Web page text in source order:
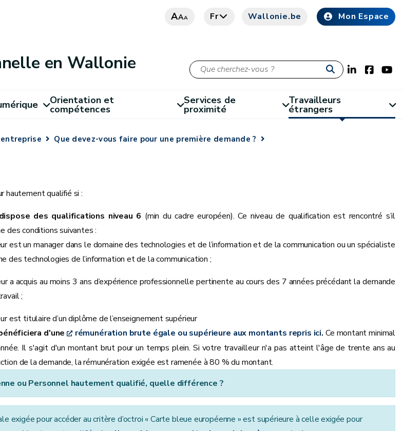
AAA Fr Wallonie.be Mon Espace
en Wallonie
Orientation et
compétences
Services de
proximité
Travailleurs
étrangers
Que devez-vous faire pour une première demande ?
hautement qualifié si :
des qualifications niveau 6 (min du cadre européen). Ce niveau de qualification est rencontré s’il
des conditions suivantes :
est un manager dans le domaine des technologies et de l’information et de la communication ou un spécialiste
des technologies de l’information et de la communication ;
a acquis au moins 3 ans d’expérience professionnelle pertinente au cours des 7 années précédant la demande
;
est titulaire d’un diplôme de l’enseignement supérieur
d'une
rémunération brute égale ou supérieure aux montants repris ici. Ce montant minimal
Il s'agit d'un montant brut pour un temps plein. Si votre travailleur n'a pas atteint l'âge de trente ans au
de la demande, la rémunération exigée est ramenée à 80 % du montant.
ou Personnel hautement qualifié, quelle différence ?
exigée pour accéder au critère d’octroi « Carte bleue européenne » est supérieure à celle exigée pour